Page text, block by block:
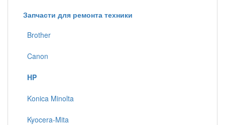
Запчасти для ремонта техники
Brother
Canon
HP
Konica Minolta
Kyocera-Mita